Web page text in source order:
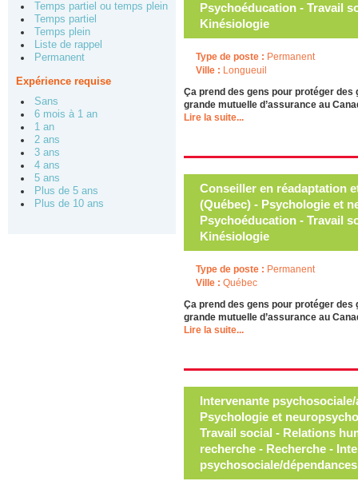
Temps partiel ou temps plein
Temps partiel
Temps plein
Liste de rappel
Permanent
Expérience requise
Sans
6 mois à 1 an
1 an
2 ans
3 ans
4 ans
5 ans
Plus de 5 ans
Plus de 10 ans
Psychoéducation - Travail
Kinésiologie
Type de poste : Permanent
Ville : Longueuil
Ça prend des gens pour protéger
grande mutuelle d’assurance au
Lire la suite...
Conseiller en réadaptation
(Québec) - Psychologie et
Psychoéducation - Travail
Kinésiologie
Type de poste : Permanent
Ville : Québec
Ça prend des gens pour protéger
grande mutuelle d’assurance au
Lire la suite...
Intervenante
Psychologie et
Travail social - Relations
recherche - Recherche -
psychosociale/dépendances